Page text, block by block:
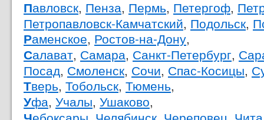
Павловск, Пенза, Пермь, Петергоф,
Петропавловск-Камчатский, Подольск,
Раменское, Ростов-на-Дону,
Салават, Самара, Санкт-Петербург,
Посад, Смоленск, Сочи, Спас-Косицы,
Тверь, Тобольск, Тюмень,
Уфа, Учалы, Ушаково,